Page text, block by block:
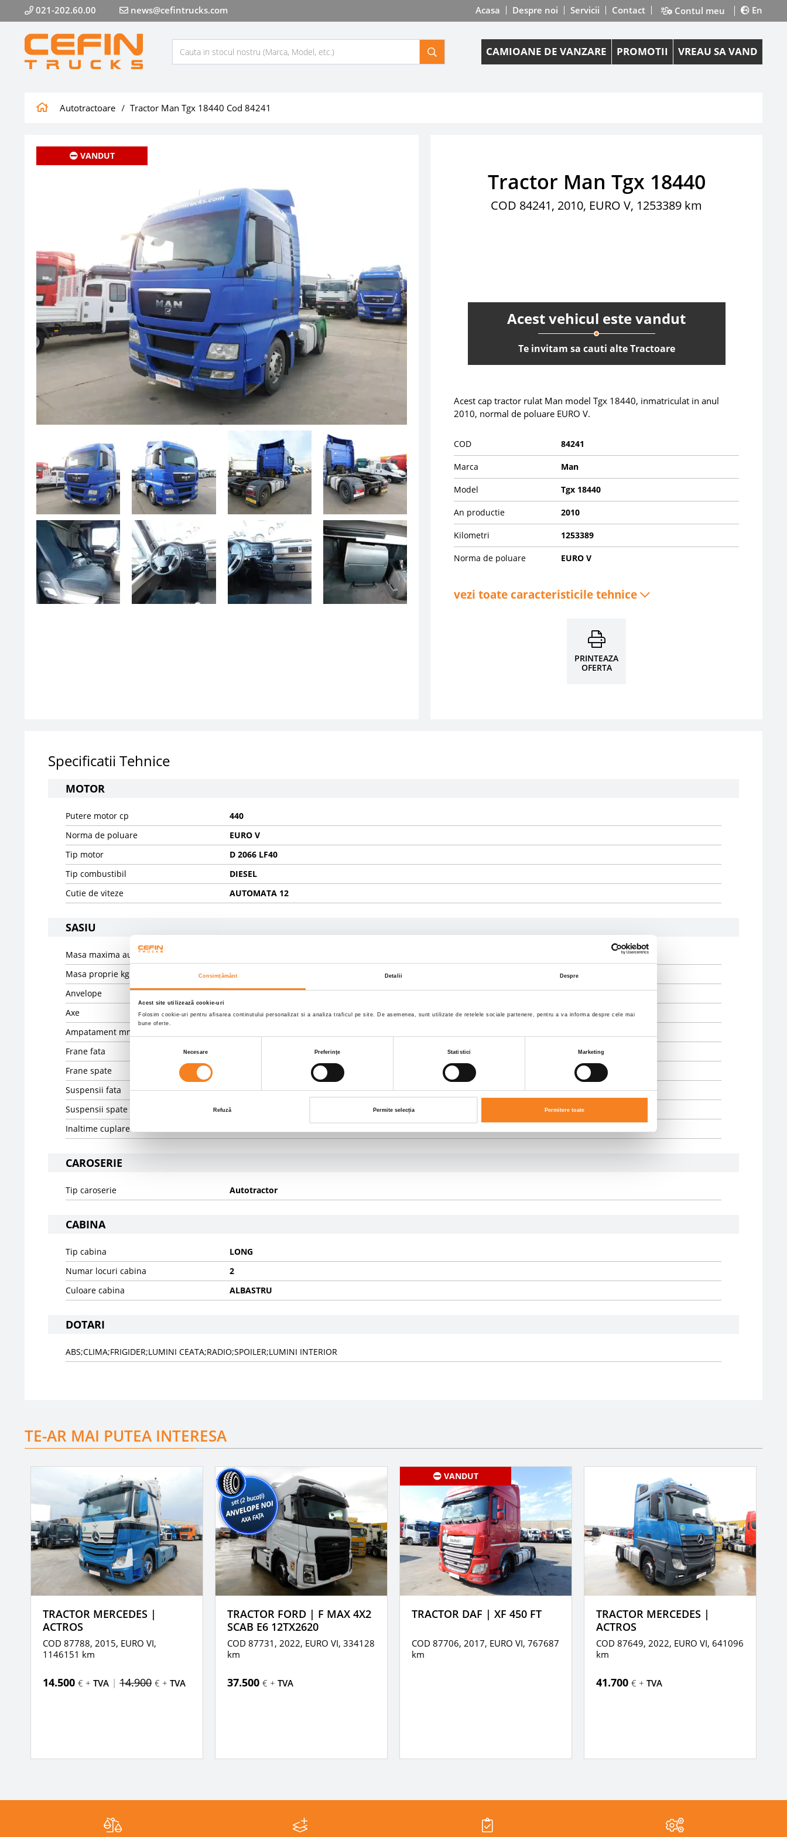
Consimțământ Detalii Despre
Acest site utilizează cookie-uri
Folosim cookie-uri pentru afisarea continutului personalizat si a analiza traficul pe site. De asemenea, sunt utilizate de retelele sociale partenere, pentru a va informa despre cele mai
bune oferte.
Selecția
Necesare Preferinţe Statistici Marketing
Refuză Permite selecția Permitere toate
021-202.60.00 news@cefintrucks.com Acasa Despre noi Servicii Contact Contul meu En
CAMIOANE DE VANZARE PROMOTII VREAU SA VAND
Autotractoare Tractor Man Tgx 18440 Cod 84241
VANDUT
Tractor Man Tgx 18440
COD 84241, 2010, EURO V, 1253389 km
Acest vehicul este vandut
Te invitam sa cauti alte Tractoare
Acest cap tractor rulat Man model Tgx 18440, inmatriculat in anul
2010, normal de poluare EURO V.
COD 84241
Marca Man
Model Tgx 18440
An productie 2010
Kilometri 1253389
Norma de poluare EURO V
vezi toate caracteristicile tehnice
PRINTEAZA
OFERTA
Specificatii Tehnice
MOTOR
Putere motor cp
440
Norma de poluare
EURO V
Tip motor
D 2066 LF40
Tip combustibil
DIESEL
Cutie de viteze
AUTOMATA 12
SASIU
Masa maxima autorizata kg
Masa proprie kg
7875
Anvelope
40% 315/70R22,5;20% 315/70R22,5
Axe
4X2
Ampatament mm
Frane fata
Frane spate
Suspensii fata
SPRING
Suspensii spate
PNEUMATIC
Inaltime cuplare mm
CAROSERIE
Tip caroserie Autotractor
CABINA
Tip cabina
LONG
Numar locuri cabina
2
Culoare cabina
ALBASTRU
DOTARI
ABS;CLIMA;FRIGIDER;LUMINI CEATA;RADIO;SPOILER;LUMINI INTERIOR
TE-AR MAI PUTEA INTERESA
TRACTOR MERCEDES |
ACTROS
COD 87788, 2015, EURO VI,
1146151 km
14.500 € + TVA | 14.900 € + TVA
TRACTOR FORD | F MAX 4X2
SCAB E6 12TX2620
COD 87731, 2022, EURO VI, 334128
km
37.500 € + TVA
VANDUT
TRACTOR DAF | XF 450 FT
COD 87706, 2017, EURO VI, 767687
km
TRACTOR MERCEDES |
ACTROS
COD 87649, 2022, EURO VI, 641096
km
41.700 € + TVA